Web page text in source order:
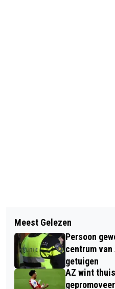
ALKMAARSE
GEHULDIGD IN
BLOEMEN GOED
PROFESSOR ERIK
SEIZOEN
Meest Gelezen
Persoon
centrum
getuigen
AZ wint